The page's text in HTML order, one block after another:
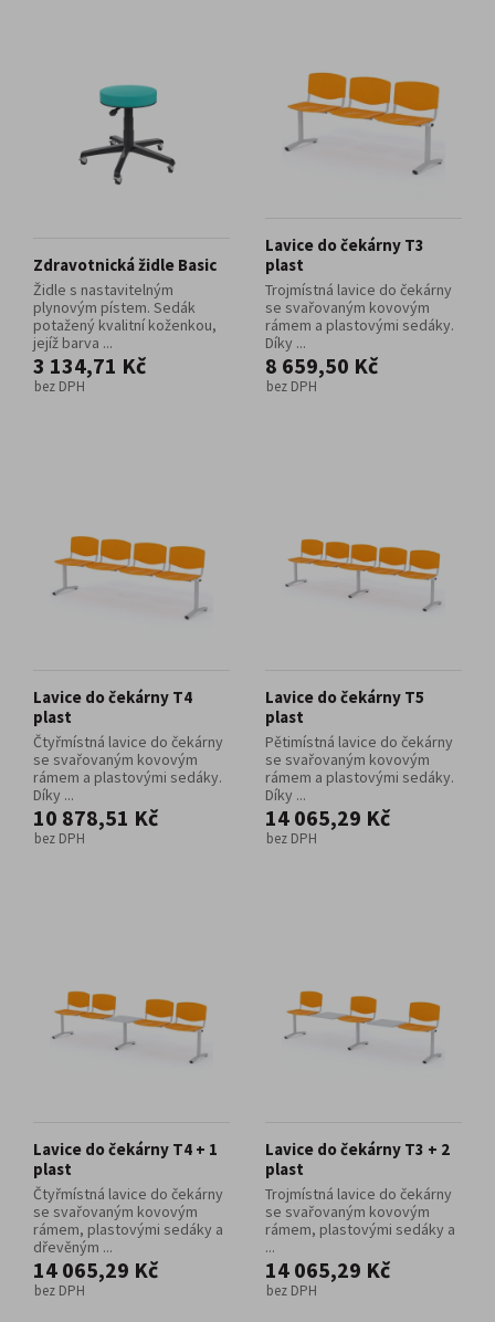
Zdravotnická židle Basic
Židle s nastavitelným
plynovým pístem. Sedák
potažený kvalitní koženkou,
jejíž barva ...
3 134,71 Kč
bez DPH
Lavice do čekárny T3
plast
Trojmístná lavice do čekárny
se svařovaným kovovým
rámem a plastovými sedáky.
Díky ...
8 659,50 Kč
bez DPH
Lavice do čekárny T4
plast
Čtyřmístná lavice do čekárny
se svařovaným kovovým
rámem a plastovými sedáky.
Díky ...
10 878,51 Kč
bez DPH
Lavice do čekárny T5
plast
Pětimístná lavice do čekárny
se svařovaným kovovým
rámem a plastovými sedáky.
Díky ...
14 065,29 Kč
bez DPH
Lavice do čekárny T4 + 1
plast
Čtyřmístná lavice do čekárny
se svařovaným kovovým
rámem, plastovými sedáky a
dřevěným ...
14 065,29 Kč
bez DPH
Lavice do čekárny T3 + 2
plast
Trojmístná lavice do čekárny
se svařovaným kovovým
rámem, plastovými sedáky a
...
14 065,29 Kč
bez DPH